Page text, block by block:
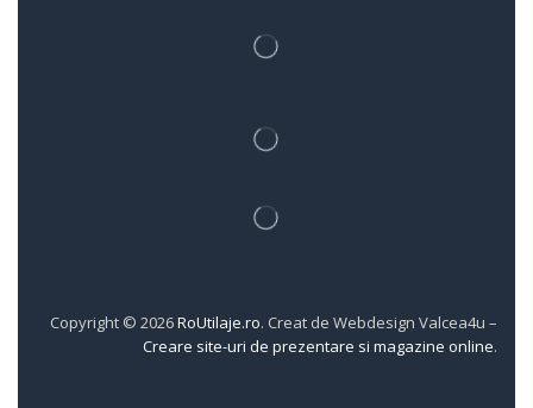
Copyright © 2026RoUtilaje.ro. Creat de Webdesign Valcea4u –
Creare site-uri de prezentare si magazine online.